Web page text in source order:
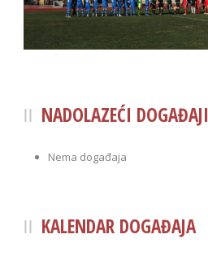
NADOLAZEĆI DOGAĐAJI
Nema događaja
KALENDAR DOGAĐAJA